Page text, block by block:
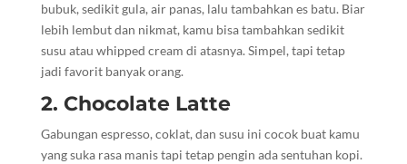
bubuk, sedikit gula, air panas, lalu tambahkan es batu. Biar
lebih lembut dan nikmat, kamu bisa tambahkan sedikit
susu atau whipped cream di atasnya. Simpel, tapi tetap
jadi favorit banyak orang.
2. Chocolate Latte
Gabungan espresso, coklat, dan susu ini cocok buat kamu
yang suka rasa manis tapi tetap pengin ada sentuhan kopi.